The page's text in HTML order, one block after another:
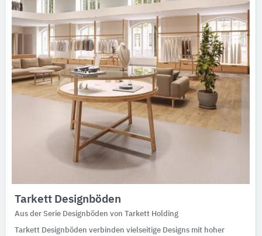
Tarkett Designböden
Aus der Serie Designböden von Tarkett Holding
Tarkett Designböden verbinden vielseitige Designs mit hoher